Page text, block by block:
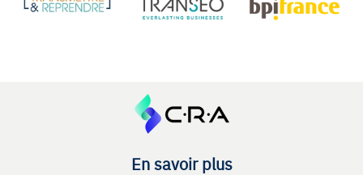
En savoir plus